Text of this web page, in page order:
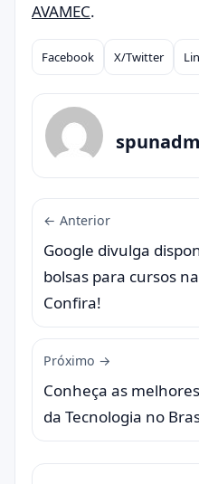
AVAMEC.
Compartilhar
Facebook X/Twitter
← Anterior
Google divulga
bolsas para cursos
Confira!
Próximo →
Conheça as
da Tecnologia no